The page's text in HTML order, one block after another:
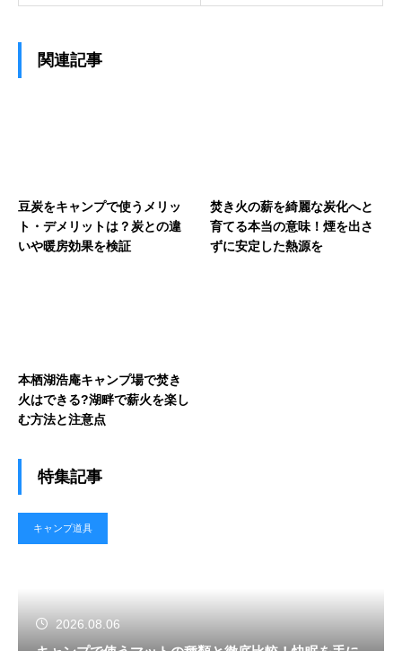
関連記事
豆炭をキャンプで使うメリッ
ト・デメリットは？炭との違
いや暖房効果を検証
焚き火の薪を綺麗な炭化へと
育てる本当の意味！煙を出さ
ずに安定した熱源を
本栖湖浩庵キャンプ場で焚き
火はできる?湖畔で薪火を楽し
む方法と注意点
特集記事
キャンプ道具
2026.08.06